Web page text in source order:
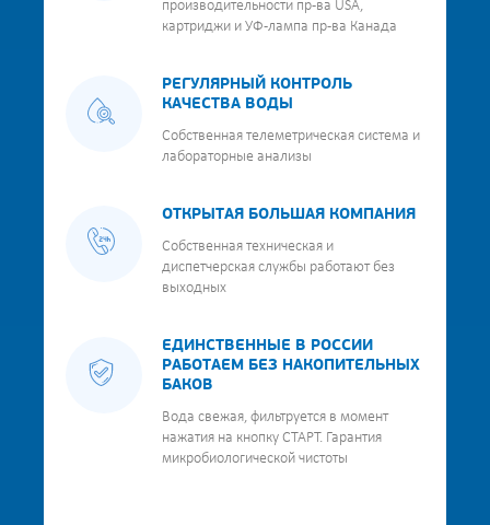
производительности пр-ва USA,
картриджи и УФ-лампа пр-ва Канада
РЕГУЛЯРНЫЙ КОНТРОЛЬ
КАЧЕСТВА ВОДЫ
Собственная телеметрическая система и
лабораторные анализы
ОТКРЫТАЯ БОЛЬШАЯ КОМПАНИЯ
Собственная техническая и
диспетчерская службы работают без
выходных
ЕДИНСТВЕННЫЕ В РОССИИ
РАБОТАЕМ БЕЗ НАКОПИТЕЛЬНЫХ
БАКОВ
Вода свежая, фильтруется в момент
нажатия на кнопку СТАРТ. Гарантия
микробиологической чистоты